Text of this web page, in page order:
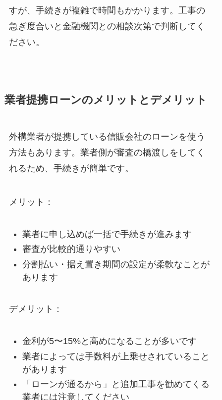
すが、手続きが複雑で時間もかかります。工事の
急ぎ度合いと金融機関との相談次第で判断してく
ださい。
業者提携ローンのメリットとデメリット
外構業者が提携している信販会社のローンを使う
方法もあります。業者側が審査の橋渡しをしてく
れるため、手続きが簡単です。
メリット：
業者に申し込めば一括で手続きが進みます
審査が比較的通りやすい
分割払い・据え置き期間の設定が柔軟なことが
あります
デメリット：
金利が5〜15%と高めになることが多いです
業者によっては手数料が上乗せされていること
があります
「ローンが通るから」と追加工事を勧めてくる
業者には注意してください